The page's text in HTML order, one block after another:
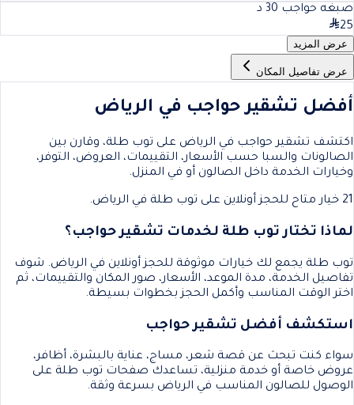
صبغه حواجب 30 د
25
عرض المزيد
عرض تفاصيل المكان
أفضل تشقير حواجب في الرياض
اكتشف تشقير حواجب في الرياض على توب طلة، وقارن بين
الصالونات والسبا حسب الأسعار، التقييمات، العروض، التوفر،
وخيارات الخدمة داخل الصالون أو في المنزل.
21 خيار متاح للحجز أونلاين على توب طلة في الرياض.
لماذا تختار توب طلة لخدمات تشقير حواجب؟
توب طلة يجمع لك خيارات موثوقة للحجز أونلاين في الرياض. شوف
تفاصيل الخدمة، مدة الموعد، الأسعار، صور المكان والتقييمات، ثم
اختر الوقت المناسب وأكمل الحجز بخطوات بسيطة.
استكشف أفضل تشقير حواجب
سواء كنت تبحث عن قصة شعر، مساج، عناية بالبشرة، أظافر،
عروض خاصة أو خدمة منزلية، تساعدك صفحات توب طلة على
الوصول للصالون المناسب في الرياض بسرعة وثقة.